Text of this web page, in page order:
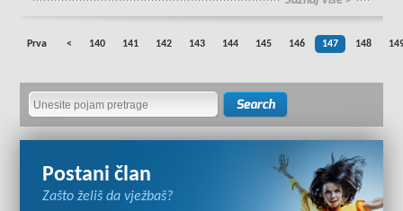
Prva < 140 141 142 143 144 145 146 147 148
Postani član
Zašto želiš da vježbaš?